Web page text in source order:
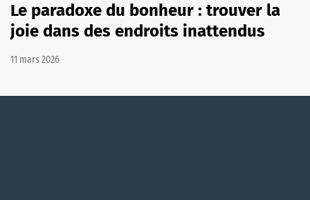
Le paradoxe du bonheur : trouver la
joie dans des endroits inattendus
11 mars 2026